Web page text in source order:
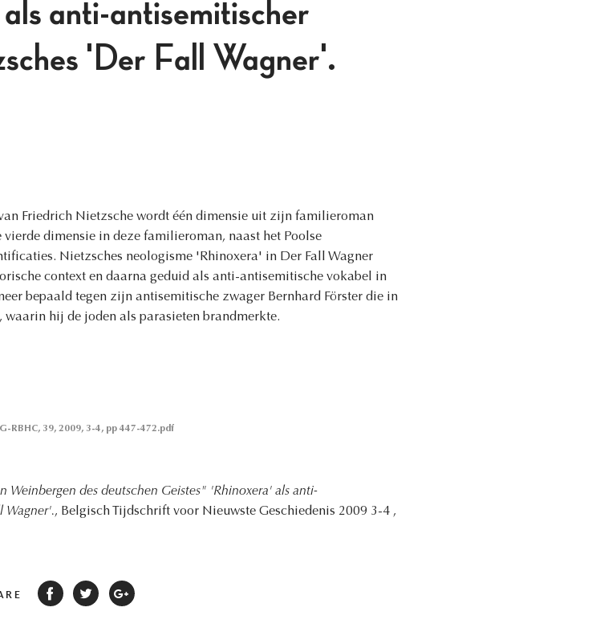
anti-antisemitischer
'Der Fall Wagner'.
Friedrich Nietzsche wordt één dimensie uit zijn familieroman
dimensie in deze familieroman, naast het Poolse
Nietzsches neologisme 'Rhinoxera' in Der Fall Wagner
context en daarna geduid als anti-antisemitische vokabel in
bepaald tegen zijn antisemitische zwager Bernhard Förster die in
hij de joden als parasieten brandmerkte.
RBHC, 39, 2009, 3-4, pp 447-472.pdf
Weinbergen des deutschen Geistes" 'Rhinoxera' als anti-
Wagner'., Belgisch Tijdschrift voor Nieuwste Geschiedenis 2009 3-4 ,